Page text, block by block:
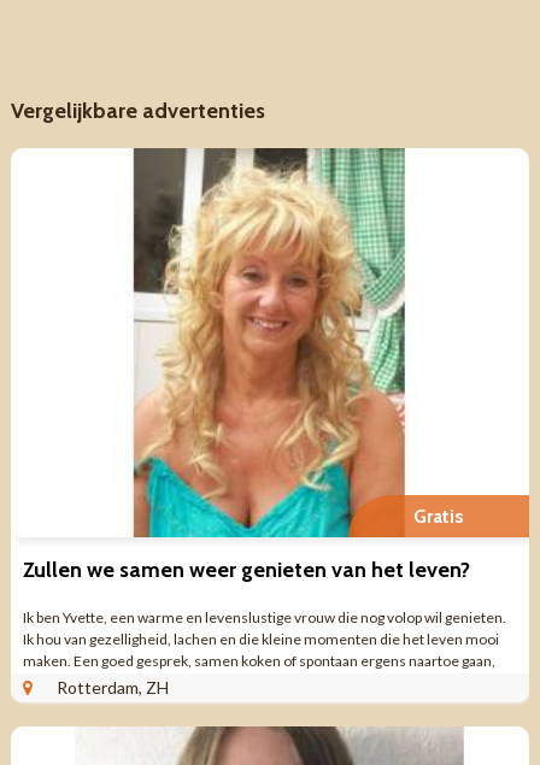
Vergelijkbare advertenties
Gratis
Zullen we samen weer genieten van het leven?
Ik ben Yvette, een warme en levenslustige vrouw die nog volop wil genieten.
Ik hou van gezelligheid, lachen en die kleine momenten die het leven mooi
maken. Een goed gesprek, samen koken of spontaan ergens naartoe gaan,
daar word ik blij ...
Rotterdam, ZH